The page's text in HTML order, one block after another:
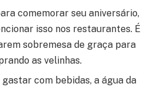
comemorar seu aniversário,
isso nos restaurantes. É
sobremesa de graça para
as velinhas.
gastar com bebidas, a água da